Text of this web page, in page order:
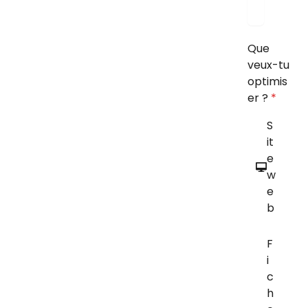
Que
veux-tu
optimis
er ? *
S
it
e
w
e
b
F
i
c
h